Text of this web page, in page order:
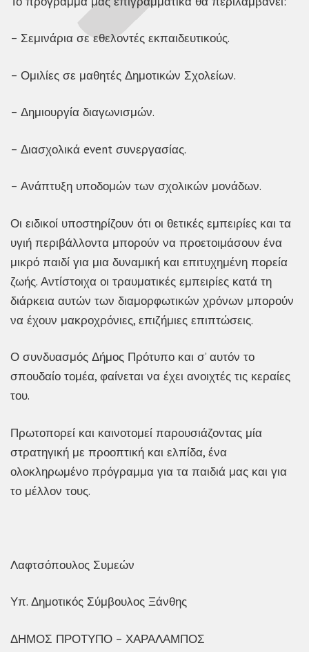
– Σεμινάρια σε εθελοντές εκπαιδευτικούς.
– Ομιλίες σε μαθητές Δημοτικών Σχολείων.
– Δημιουργία διαγωνισμών.
– Διασχολικά event συνεργασίας.
– Ανάπτυξη υποδομών των σχολικών μονάδων.
Οι ειδικοί υποστηρίζουν ότι οι θετικές εμπειρίες και τα
υγιή περιβάλλοντα μπορούν να προετοιμάσουν ένα
μικρό παιδί για μια δυναμική και επιτυχημένη πορεία
ζωής. Αντίστοιχα οι τραυματικές εμπειρίες κατά τη
διάρκεια αυτών των διαμορφωτικών χρόνων μπορούν
να έχουν μακροχρόνιες, επιζήμιες επιπτώσεις.
Ο συνδυασμός Δήμος Πρότυπο και σ’ αυτόν το
σπουδαίο τομέα, φαίνεται να έχει ανοιχτές τις κεραίες
του.
Πρωτοπορεί και καινοτομεί παρουσιάζοντας μία
στρατηγική με προοπτική και ελπίδα, ένα
ολοκληρωμένο πρόγραμμα για τα παιδιά μας και για
το μέλλον τους.
Λαφτσόπουλος Συμεών
Υπ. Δημοτικός Σύμβουλος Ξάνθης
ΔΗΜΟΣ ΠΡΟΤΥΠΟ – ΧΑΡΑΛΑΜΠΟΣ